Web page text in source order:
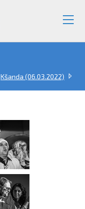
Kšanda (06.03.2022)